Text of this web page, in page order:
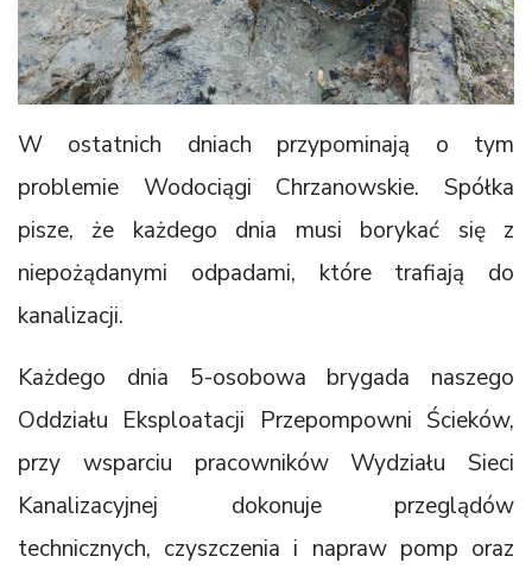
W ostatnich dniach przypominają o tym
problemie Wodociągi Chrzanowskie. Spółka
pisze, że każdego dnia musi borykać się z
niepożądanymi odpadami, które trafiają do
kanalizacji.
Każdego dnia 5-osobowa brygada naszego
Oddziału Eksploatacji Przepompowni Ścieków,
przy wsparciu pracowników Wydziału Sieci
Kanalizacyjnej dokonuje przeglądów
technicznych, czyszczenia i napraw pomp oraz